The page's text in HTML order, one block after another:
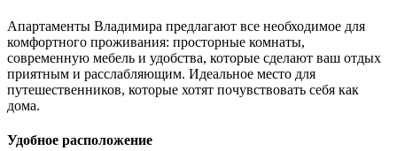
Апартаменты Владимира предлагают все необходимое для
комфортного проживания: просторные комнаты,
современную мебель и удобства, которые сделают ваш отдых
приятным и расслабляющим. Идеальное место для
путешественников, которые хотят почувствовать себя как
дома.
Удобное расположение